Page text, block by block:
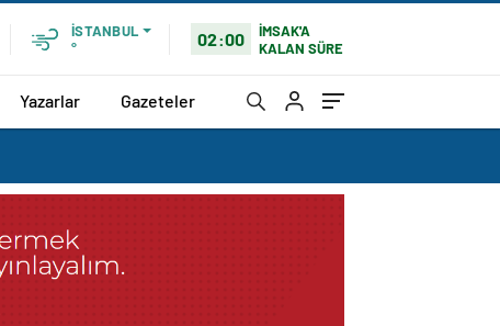
İSTANBUL
°
02:00
İMSAK'A
KALAN SÜRE
Yazarlar Gazeteler